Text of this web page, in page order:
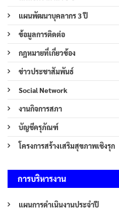
แผนพัฒนาบุคลากร 3 ปี
ข้อมูลการติดต่อ
กฎหมายที่เกี่ยวข้อง
ข่าวประชาสัมพันธ์
Social Network
งานกิจการสภา
บัญชีครุภัณฑ์
โครงการสร้างเสริมสุขภาพเชิงรุก
การบริหารงาน
แผนการดำเนินงานประจำปี